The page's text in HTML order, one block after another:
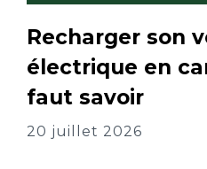
Recharger son
électrique en
faut savoir
20 juillet 2026